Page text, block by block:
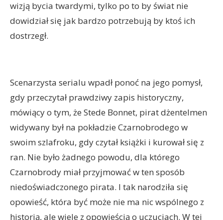
wizją bycia twardymi, tylko po to by świat nie
dowidział się jak bardzo potrzebują by ktoś ich
dostrzegł.
Scenarzysta serialu wpadł ponoć na jego pomysł,
gdy przeczytał prawdziwy zapis historyczny,
mówiący o tym, że Stede Bonnet, pirat dżentelmen
widywany był na pokładzie Czarnobrodego w
swoim szlafroku, gdy czytał książki i kurował się z
ran. Nie było żadnego powodu, dla którego
Czarnobrody miał przyjmować w ten sposób
niedoświadczonego pirata. I tak narodziła się
opowieść, która być może nie ma nic wspólnego z
historią, ale wiele z opowieścią o uczuciach. W tej